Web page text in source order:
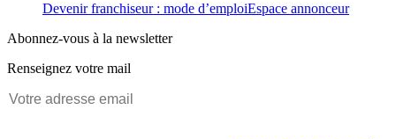
Devenir franchiseur : mode d’emploiEspace annonceur
Abonnez-vous à la newsletter
Renseignez votre mail